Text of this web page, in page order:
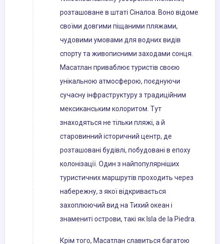
розташоване в штаті Сіналоа. Воно відоме
своїми довгими піщаними пляжами,
чудовими умовами для водних видів
спорту та живописними заходами сонця.
Масатлан приваблює туристів своєю
унікальною атмосферою, поєднуючи
сучасну інфраструктуру з традиційним
мексиканським колоритом. Тут
знаходяться не тільки пляжі, а й
старовинний історичний центр, де
розташовані будівлі, побудовані в епоху
колонізації. Один з найпопулярніших
туристичних маршрутів проходить через
набережну, з якої відкривається
захоплюючий вид на Тихий океан і
знамениті острови, такі як Isla de la Piedra.
Крім того, Масатлан славиться багатою